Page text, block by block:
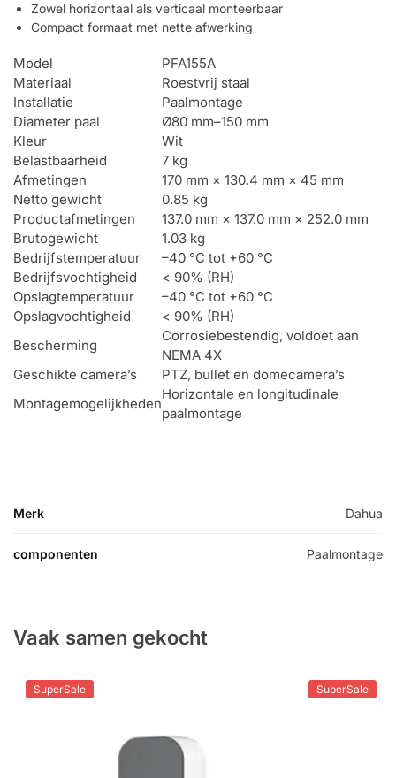
Zowel horizontaal als verticaal monteerbaar
Compact formaat met nette afwerking
Model
PFA155A
Materiaal
Roestvrij staal
Installatie
Paalmontage
Diameter paal
Ø80 mm–150 mm
Kleur
Wit
Belastbaarheid
7 kg
Afmetingen
170 mm × 130.4 mm × 45 mm
Netto gewicht
0.85 kg
Productafmetingen
137.0 mm × 137.0 mm × 252.0 mm
Brutogewicht
1.03 kg
Bedrijfstemperatuur
–40 °C tot +60 °C
Bedrijfsvochtigheid
< 90% (RH)
Opslagtemperatuur
–40 °C tot +60 °C
Opslagvochtigheid
< 90% (RH)
Bescherming
Corrosiebestendig, voldoet aan
NEMA 4X
Geschikte camera’s
PTZ, bullet en domecamera’s
Montagemogelijkheden
Horizontale en longitudinale
paalmontage
Merk Dahua
componenten Paalmontage
Vaak samen gekocht
SuperSale SuperSale